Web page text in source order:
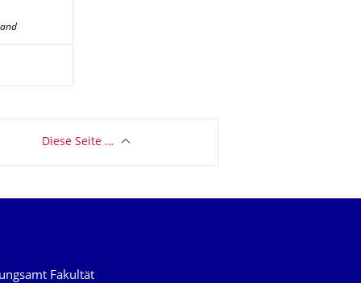
Diese Seite …
Fakultät